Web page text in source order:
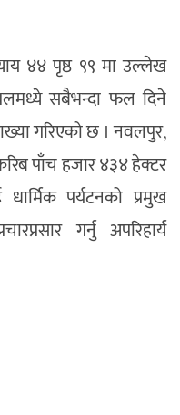
४४ पृष्ठ ९९ मा उल्लेख
सबैभन्दा फल दिने
गरिएको छ । नवलपुर,
पाँच हजार ४३४ हेक्टर
धार्मिक पर्यटनको प्रमुख
गर्नु अपरिहार्य